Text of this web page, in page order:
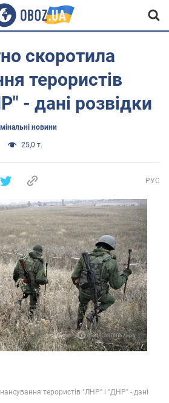
скоротила
терористів
- дані розвідки
новини
25,0 т.
РУС